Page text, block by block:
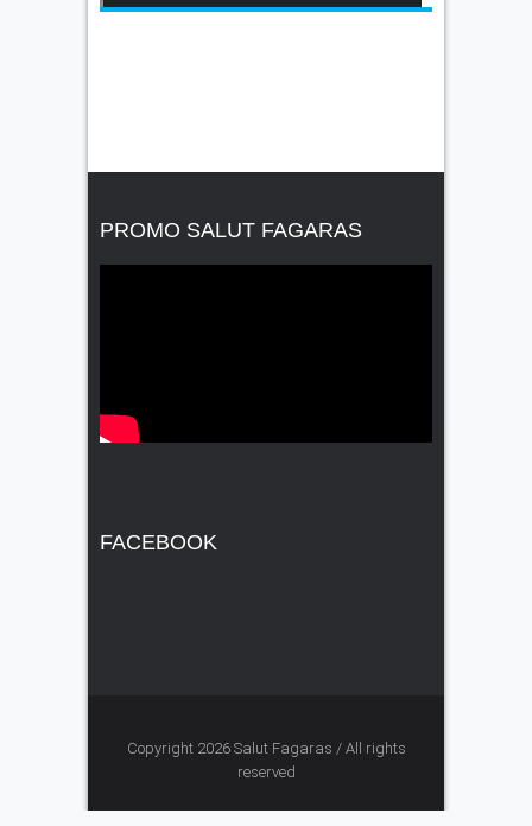
PROMO SALUT FAGARAS
FACEBOOK
Copyright 2026 Salut Fagaras / All rights
reserved